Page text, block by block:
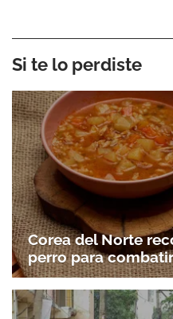
Si te lo perdiste
Corea del Norte
perro para